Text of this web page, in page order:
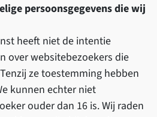
persoonsgegevens die wij
heeft niet de intentie
over websitebezoekers die
ze toestemming hebben
kunnen echter niet
ouder dan 16 is. Wij raden